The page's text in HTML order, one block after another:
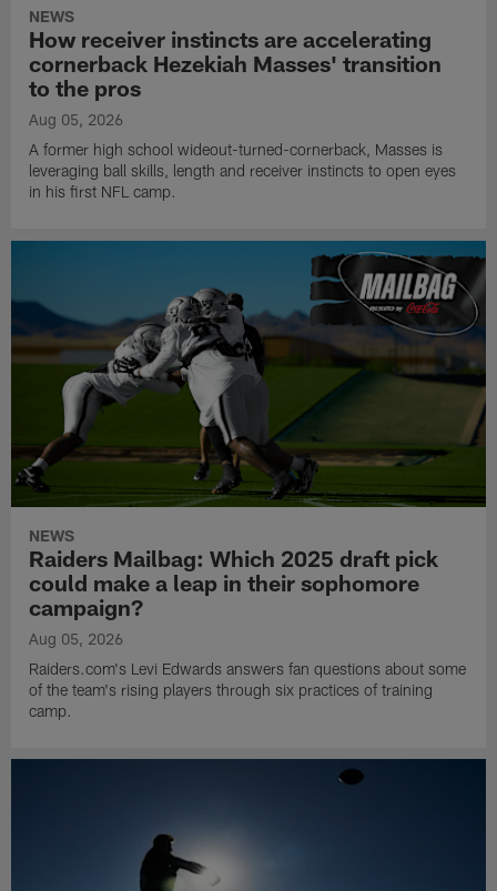
NEWS
How receiver instincts are accelerating
cornerback Hezekiah Masses' transition
to the pros
Aug 05, 2026
A former high school wideout-turned-cornerback, Masses is
leveraging ball skills, length and receiver instincts to open eyes
in his first NFL camp.
NEWS
Raiders Mailbag: Which 2025 draft pick
could make a leap in their sophomore
campaign?
Aug 05, 2026
Raiders.com's Levi Edwards answers fan questions about some
of the team's rising players through six practices of training
camp.